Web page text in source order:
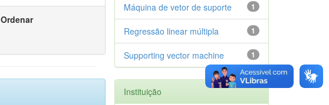
Ordenar
1
Máquina de vetor de suporte
1
Regressão linear múltipla
1
Supporting vector machine
Instituição